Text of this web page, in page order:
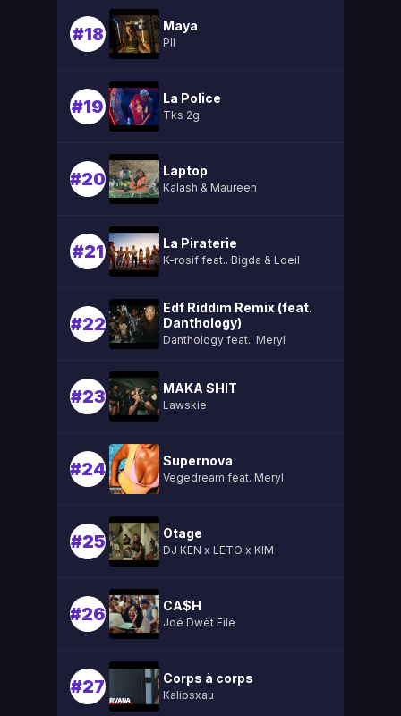
#18 Maya
Pll
#19 La Police
Tks 2g
#20 Laptop
Kalash & Maureen
#21 La Piraterie
K-rosif feat.. Bigda & Loeil
#22
Edf Riddim Remix (feat.
Danthology)
Danthology feat.. Meryl
#23 MAKA SHIT
Lawskie
#24 Supernova
Vegedream feat. Meryl
#25 Otage
DJ KEN x LETO x KIM
#26 CA$H
Joé Dwèt Filé
#27 Corps à corps
Kalipsxau